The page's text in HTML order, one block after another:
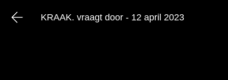
KRAAK. vraagt door - 12 april 2023